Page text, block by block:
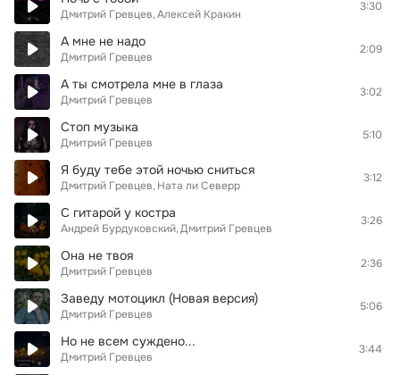
Дмитрий Гревцев Алексей Кракин
3:30
А мне не надо
Дмитрий Гревцев
2:09
А ты смотрела мне в глаза
Дмитрий Гревцев
3:02
Стоп музыка
Дмитрий Гревцев
5:10
Я буду тебе этой ночью сниться
Дмитрий Гревцев Ната ли Северр
3:12
С гитарой у костра
Андрей Бурдуковский Дмитрий Гревцев
3:26
Она не твоя
Дмитрий Гревцев
2:36
Заведу мотоцикл (Новая версия)
Дмитрий Гревцев
5:06
Но не всем суждено...
Дмитрий Гревцев
3:44